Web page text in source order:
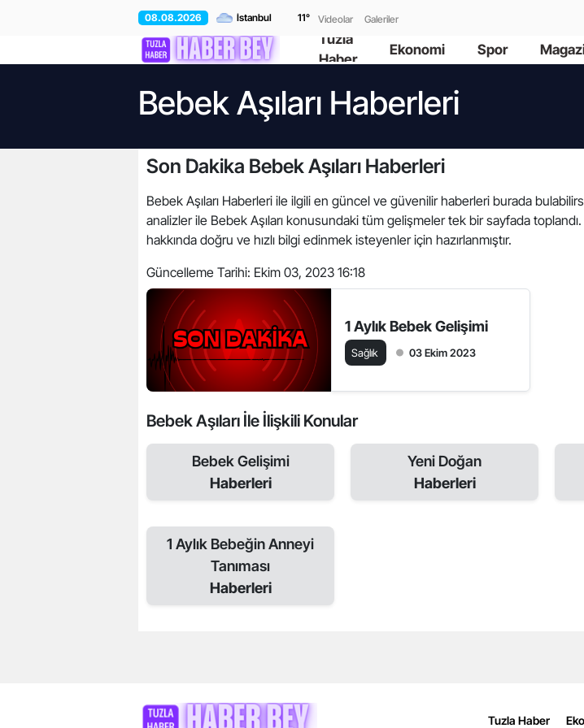
08.08.2026 11° Videolar Galeriler
Tuzla
Haber
Ekonomi Spor
Bebek Aşıları Haberleri
Son Dakika Bebek Aşıları Haberleri
Bebek Aşıları Haberleri ile ilgili en güncel ve güvenilir haberleri burada
analizler ile Bebek Aşıları konusundaki tüm gelişmeler tek bir sayfada
hakkında doğru ve hızlı bilgi edinmek isteyenler için hazırlanmıştır.
Güncelleme Tarihi: Ekim 03, 2023 16:18
1 Aylık Bebek Gelişimi
Sağlık 03 Ekim 2023
Bebek Aşıları İle İlişkili Konular
Bebek Gelişimi
Haberleri
Yeni Doğan
Haberleri
1 Aylık Bebeğin Anneyi
Tanıması
Haberleri
Tuzla Haber